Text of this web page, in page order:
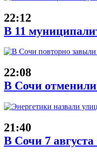
22:12
В 11
22:08
В Сочи
21:40
В Сочи 7 августа